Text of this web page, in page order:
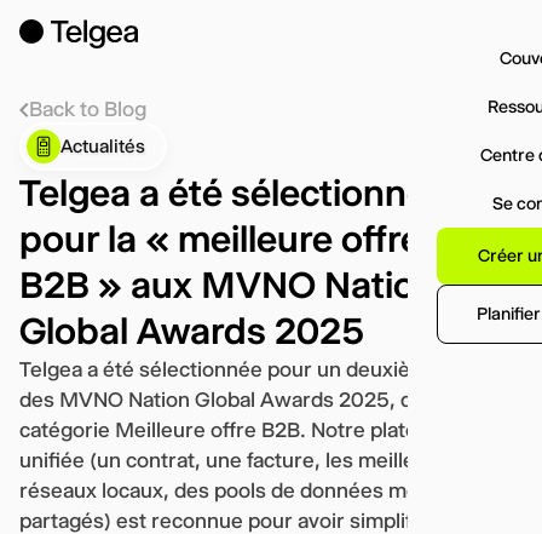
Centre
Se
Créer
Back to Blog
Actualités
Telgea a été sélectionnée
pour la « meilleure offre
B2B » aux MVNO Nation
Global Awards 2025
Telgea a été sélectionnée pour un deuxième prix lors
des MVNO Nation Global Awards 2025, dans la
catégorie Meilleure offre B2B. Notre plateforme
unifiée (un contrat, une facture, les meilleurs
réseaux locaux, des pools de données mondiaux
partagés) est reconnue pour avoir simplifié la